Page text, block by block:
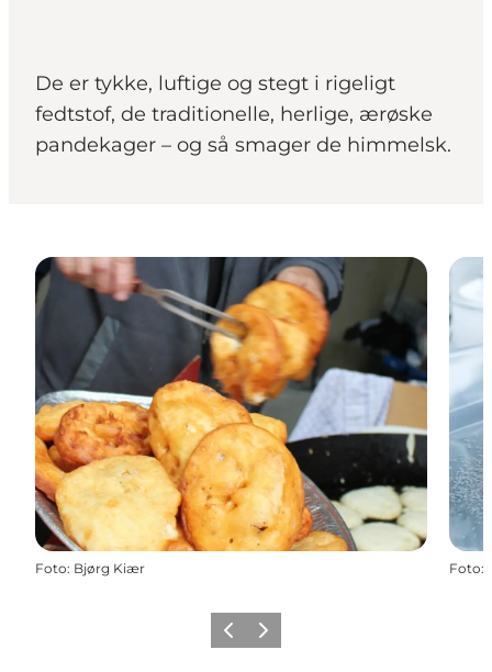
De er tykke, luftige og stegt i rigeligt
fedtstof, de traditionelle, herlige, ærøske
pandekager – og så smager de himmelsk.
Foto: Bjørg Kiær Foto:
ForrigeNæste